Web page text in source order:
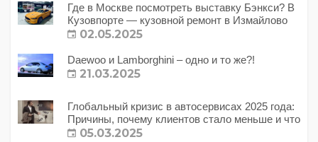
Где в Москве посмотреть выставку Бэнкси? В
Кузовпорте — кузовной ремонт в Измайлово
02.05.2025
Daewoo и Lamborghini – одно и то же?!
21.03.2025
Глобальный кризис в автосервисах 2025 года:
Причины, почему клиентов стало меньше и что
с этим делать?
05.03.2025